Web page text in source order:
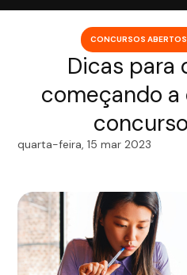
CONCURSOS ABERTOS
Dicas para
começando
quarta-feira, 15 mar 2023